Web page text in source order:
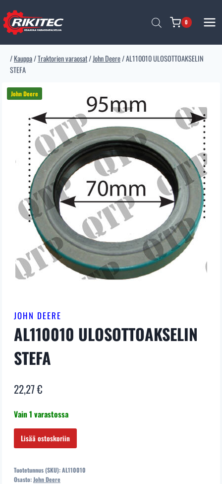
sisältöön
0
/Kauppa/Traktorien varaosat/John Deere/AL110010 ULOSOTTOAKSELIN
STEFA
JOHN DEERE
AL110010 ULOSOTTOAKSELIN
STEFA
22,27€
Vain 1 varastossa
AL110010
ULOSOTTOAKSELIN
määrä
Lisää ostoskoriin
Tuotetunnus (SKU):AL110010
Osasto:John Deere